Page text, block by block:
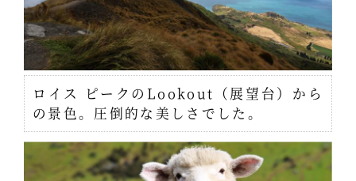
ロイス ピークのLookout（展望台）から
の景色。圧倒的な美しさでした。